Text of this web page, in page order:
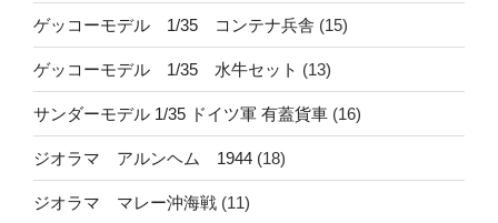
ゲッコーモデル 1/35 コンテナ兵舎 (15)
ゲッコーモデル 1/35 水牛セット (13)
サンダーモデル 1/35 ドイツ軍 有蓋貨車 (16)
ジオラマ アルンヘム 1944 (18)
ジオラマ マレー沖海戦 (11)